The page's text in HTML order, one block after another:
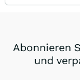
Abonnieren
und